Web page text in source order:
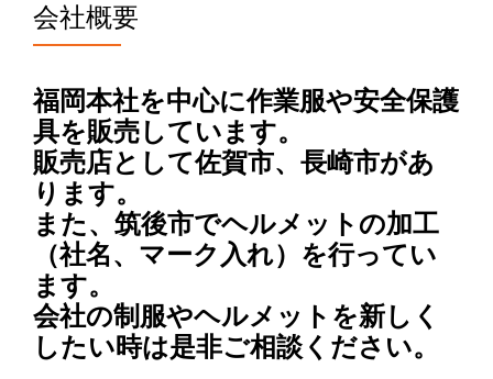
ー
会社概要
福岡本社を中心に作業服や安全保護
具を販売しています。
販売店として佐賀市、長崎市があ
ります。
また、筑後市でヘルメットの加工
（社名、マーク入れ）を行ってい
ます。
会社の制服やヘルメットを新しく
したい時は是非ご相談ください。